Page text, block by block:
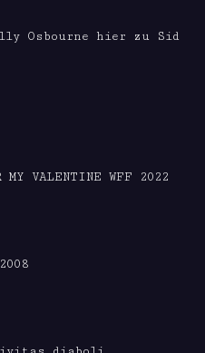
Osbourne hier zu Sid
MY VALENTINE WFF 2022